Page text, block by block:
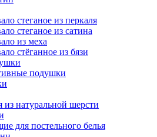
стеганое из перкаля
стеганое из сатина
из меха
стёганное из бязи
подушки
из натуральной шерсти
для постельного белья